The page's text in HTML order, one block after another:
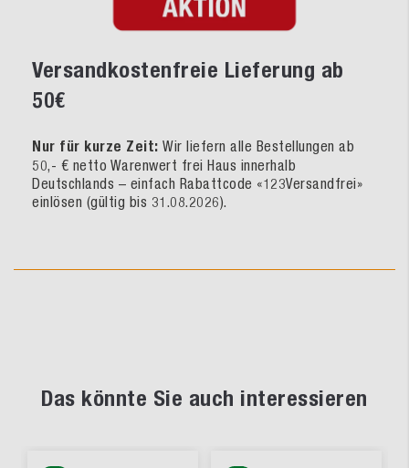
Versandkostenfreie Lieferung ab
50€
Nur für kurze Zeit: Wir liefern alle Bestellungen ab
50,- € netto Warenwert frei Haus innerhalb
Deutschlands – einfach Rabattcode «123Versandfrei»
einlösen (gültig bis 31.08.2026).
Das könnte Sie auch interessieren